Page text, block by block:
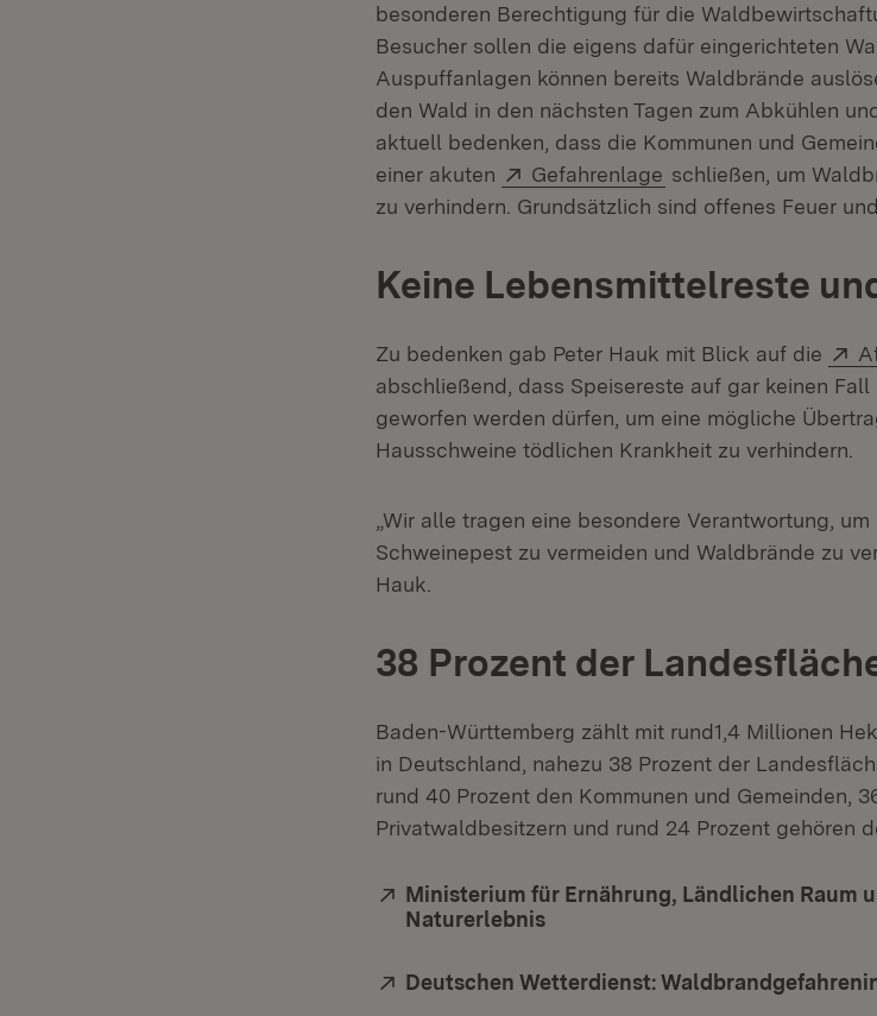
besonderen Berechtigung für die
Besucher sollen die eigens dafür eingerichteten
Auspuffanlagen können bereits Waldbrände
den Wald in den nächsten Tagen zum Abkühlen
aktuell bedenken, dass die Kommunen und
einer akuten
Extern:
Gefahrenlage (Öffnet in neuem
schließen, um
zu verhindern. Grundsätzlich sind offenes Feuer
Keine Lebensmittelreste
Zu bedenken gab Peter Hauk mit Blick auf die
abschließend, dass Speisereste auf gar keinen
geworfen werden dürfen, um eine mögliche
Hausschweine tödlichen Krankheit zu verhindern.
„Wir alle tragen eine besondere Verantwortung,
Schweinepest zu vermeiden und Waldbrände zu
Hauk.
38 Prozent der
Baden-Württemberg zählt mit rund1,4 Millionen
in Deutschland, nahezu 38 Prozent der
rund 40 Prozent den Kommunen und Gemeinden,
Privatwaldbesitzern und rund 24 Prozent gehören
Extern:
Ministerium für Ernährung, Ländlichen Raum
Naturerlebnis
Extern:
Deutschen Wetterdienst: